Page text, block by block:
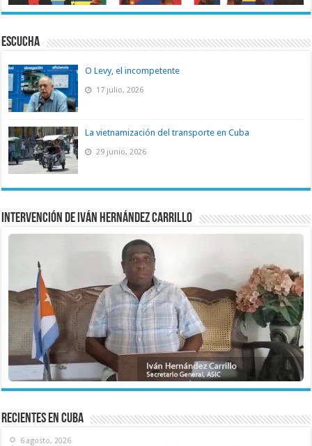
ESCUCHA
O Levy, el incompetente
17 julio, 2026
La vietnamización del transporte en Cuba
29 junio, 2026
Intervención de Iván Hernández Carrillo
recientes en cuba
6 agosto, 2026